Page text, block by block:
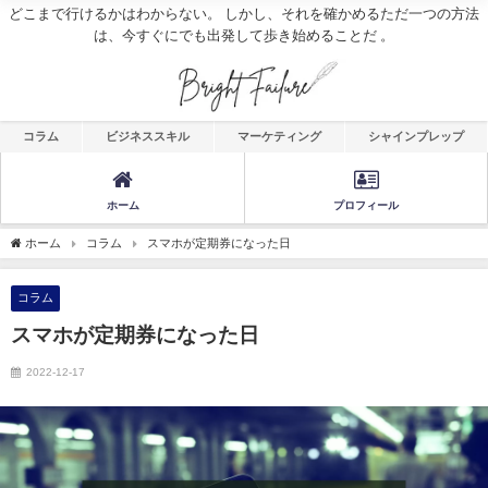
どこまで行けるかはわからない。 しかし、それを確かめるただ一つの方法
は、今すぐにでも出発して歩き始めることだ 。
コラム ビジネススキル マーケティング シャインプレップ
ホーム プロフィール
ホーム コラム スマホが定期券になった日
コラム
スマホが定期券になった日
2022-12-17